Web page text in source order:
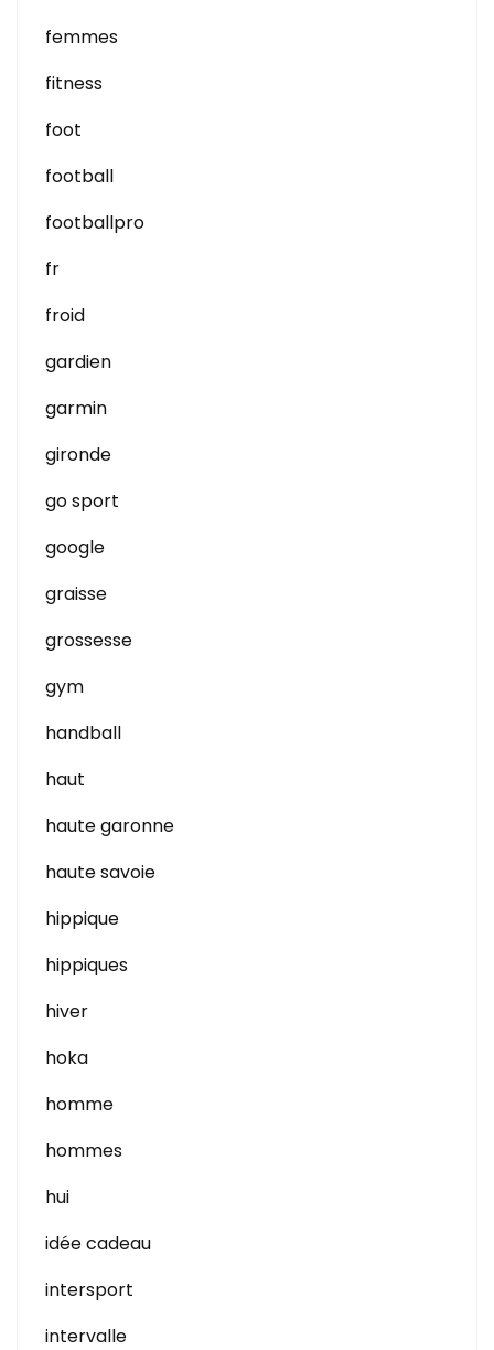
femmes
fitness
foot
football
footballpro
fr
froid
gardien
garmin
gironde
go sport
google
graisse
grossesse
gym
handball
haut
haute garonne
haute savoie
hippique
hippiques
hiver
hoka
homme
hommes
hui
idée cadeau
intersport
intervalle